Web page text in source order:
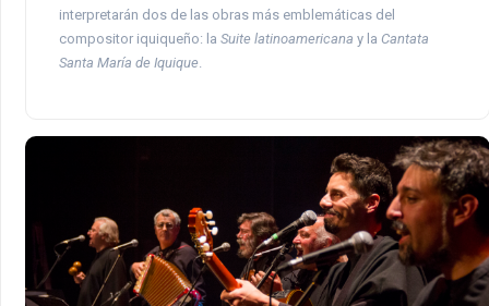
interpretarán dos de las obras más emblemáticas del
compositor iquiqueño: la Suite latinoamericana y la Cantata
Santa María de Iquique